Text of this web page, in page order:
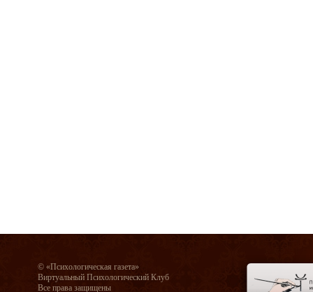
© «Психологическая газета»
Виртуальный Психологический Клуб
Все права защищены